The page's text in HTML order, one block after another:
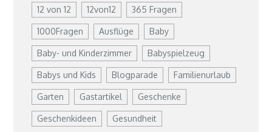
12 von 12 12von12 365 Fragen
1000Fragen Ausflüge Baby
Baby- und Kinderzimmer Babyspielzeug
Babys und Kids Blogparade Familienurlaub
Garten Gastartikel Geschenke
Geschenkideen Gesundheit